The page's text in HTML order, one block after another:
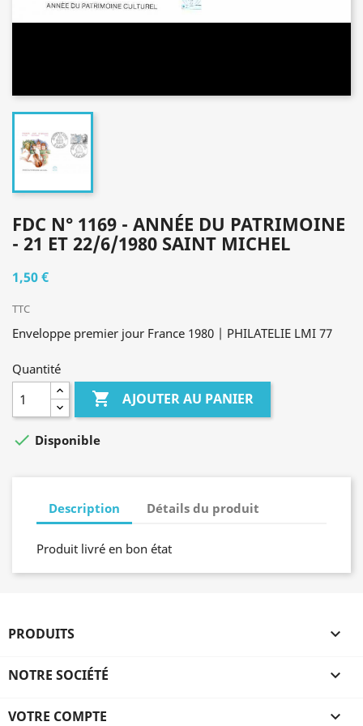
FDC N° 1169 - ANNÉE DU PATRIMOINE
- 21 ET 22/6/1980 SAINT MICHEL
1,50 €
TTC
Enveloppe premier jour France 1980 | PHILATELIE LMI 77
Quantité
 AJOUTER AU PANIER
 Disponible
Description Détails du produit
Produit livré en bon état
PRODUITS 
NOTRE SOCIÉTÉ 
VOTRE COMPTE 